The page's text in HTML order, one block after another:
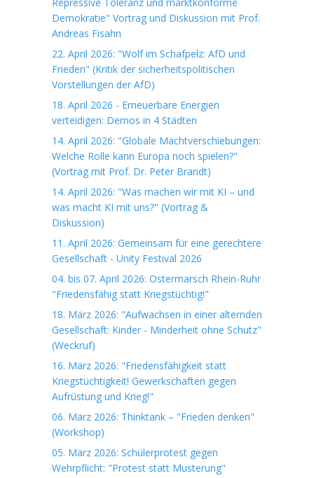
Demokratie" Vortrag und Diskussion mit Prof.
Andreas Fisahn
22. April 2026: "Wolf im Schafpelz: AfD und
Frieden" (Kritik der sicherheitspolitischen
Vorstellungen der AfD)
18. April 2026 - Erneuerbare Energien
verteidigen: Demos in 4 Städten
14. April 2026: "Globale Machtverschiebungen:
Welche Rolle kann Europa noch spielen?"
(Vortrag mit Prof. Dr. Peter Brandt)
14. April 2026: "Was machen wir mit KI – und
was macht KI mit uns?" (Vortrag &
Diskussion)
11. April 2026: Gemeinsam für eine gerechtere
Gesellschaft - Unity Festival 2026
04. bis 07. April 2026: Ostermarsch Rhein-Ruhr
"Friedensfähig statt Kriegstüchtig!"
18. März 2026: "Aufwachsen in einer alternden
Gesellschaft: Kinder - Minderheit ohne Schutz"
(Weckruf)
16. März 2026: "Friedensfähigkeit statt
Kriegstüchtigkeit! Gewerkschaften gegen
Aufrüstung und Krieg!"
06. März 2026: Thinktank – "Frieden denken"
(Workshop)
05. März 2026: Schülerprotest gegen
Wehrpflicht: "Protest statt Musterung"